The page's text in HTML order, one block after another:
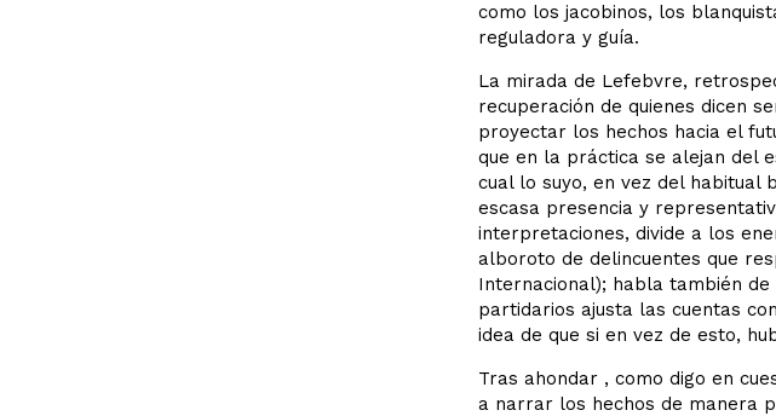
como los jacobinos, los
reguladora y guía.
La mirada de Lefebvre,
recuperación de quienes dicen
proyectar los hechos hacia el
que en la práctica se alejan del
cual lo suyo, en vez del
escasa presencia y
interpretaciones, divide a los
alboroto de delincuentes que
Internacional); habla también
partidarios ajusta las cuentas
idea de que si en vez de esto,
Tras ahondar , como digo en
a narrar los hechos de manera